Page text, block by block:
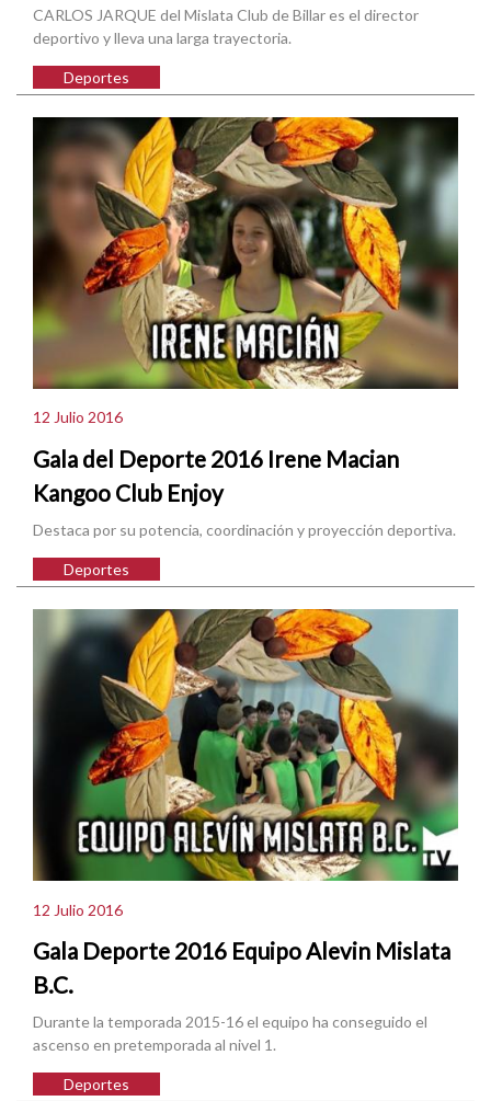
CARLOS JARQUE del Mislata Club de Billar es el director
deportivo y lleva una larga trayectoria.
Deportes
12 Julio 2016
Gala del Deporte 2016 Irene Macian
Kangoo Club Enjoy
Destaca por su potencia, coordinación y proyección deportiva.
Deportes
12 Julio 2016
Gala Deporte 2016 Equipo Alevin Mislata
B.C.
Durante la temporada 2015-16 el equipo ha conseguido el
ascenso en pretemporada al nivel 1.
Deportes